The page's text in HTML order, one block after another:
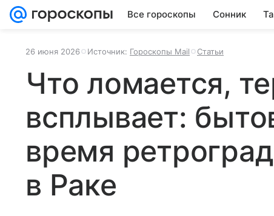
Все гороскопы Сонник
26 июня 2026 Источник: Гороскопы Mail Статьи
Что ломается,
всплывает:
время
в Раке